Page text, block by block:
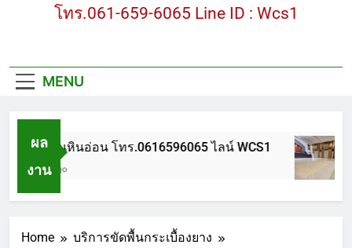
บทความ : การดูแลรักษาพื้นหินขัด
โทร.061-659-6065 Line ID : Wcs1
MENU
ผล
งาน
ขัดพื้นหินอ่อน โทร.0616596065 ไลน์ WCS1
1 ปี Ago
Home
บริการขัดพื้นกระเบื้องยาง